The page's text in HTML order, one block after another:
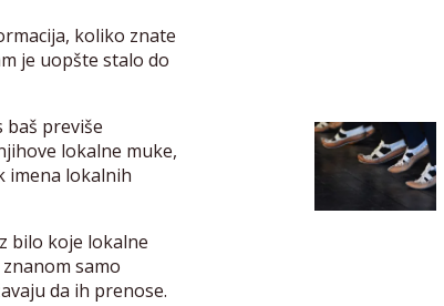
koliko znate
je uopšte stalo do
baš previše
lokalne muke,
imena lokalnih
bilo koje lokalne
samo
da ih prenose.